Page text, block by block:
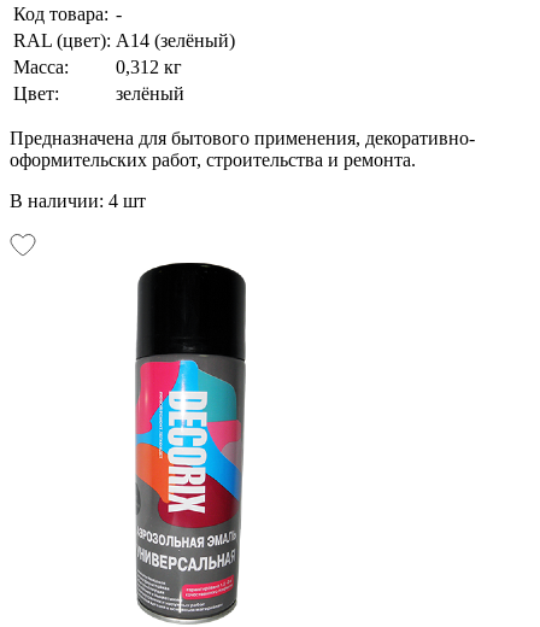
Код товара: -
RAL (цвет): А14 (зелёный)
Масса:
0,312 кг
Цвет:
зелёный
Предназначена для бытового применения, декоративно-
оформительских работ, строительства и ремонта.
В наличии: 4 шт